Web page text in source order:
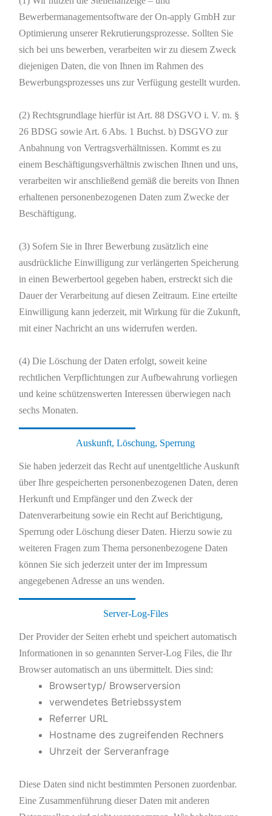
Bewerbermanagementsoftware der On-apply GmbH zur
Optimierung unserer Rekrutierungsprozesse. Sollten Sie
sich bei uns bewerben, verarbeiten wir zu diesem Zweck
diejenigen Daten, die von Ihnen im Rahmen des
Bewerbungsprozesses uns zur Verfügung gestellt wurden.
(2) Rechtsgrundlage hierfür ist Art. 88 DSGVO i. V. m. §
26 BDSG sowie Art. 6 Abs. 1 Buchst. b) DSGVO zur
Anbahnung von Vertragsverhältnissen. Kommt es zu
einem Beschäftigungsverhältnis zwischen Ihnen und uns,
verarbeiten wir anschließend gemäß die bereits von Ihnen
erhaltenen personenbezogenen Daten zum Zwecke der
Beschäftigung.
(3) Sofern Sie in Ihrer Bewerbung zusätzlich eine
ausdrückliche Einwilligung zur verlängerten Speicherung
in einen Bewerbertool gegeben haben, erstreckt sich die
Dauer der Verarbeitung auf diesen Zeitraum. Eine erteilte
Einwilligung kann jederzeit, mit Wirkung für die Zukunft,
mit einer Nachricht an uns widerrufen werden.
(4) Die Löschung der Daten erfolgt, soweit keine
rechtlichen Verpflichtungen zur Aufbewahrung vorliegen
und keine schützenswerten Interessen überwiegen nach
sechs Monaten.
Auskunft, Löschung, Sperrung
Sie haben jederzeit das Recht auf unentgeltliche Auskunft
über Ihre gespeicherten personenbezogenen Daten, deren
Herkunft und Empfänger und den Zweck der
Datenverarbeitung sowie ein Recht auf Berichtigung,
Sperrung oder Löschung dieser Daten. Hierzu sowie zu
weiteren Fragen zum Thema personenbezogene Daten
können Sie sich jederzeit unter der im Impressum
angegebenen Adresse an uns wenden.
Server-Log-Files
Der Provider der Seiten erhebt und speichert automatisch
Informationen in so genannten Server-Log Files, die Ihr
Browser automatisch an uns übermittelt. Dies sind:
Browsertyp/ Browserversion
verwendetes Betriebssystem
Referrer URL
Hostname des zugreifenden Rechners
Uhrzeit der Serveranfrage
Diese Daten sind nicht bestimmten Personen zuordenbar.
Eine Zusammenführung dieser Daten mit anderen